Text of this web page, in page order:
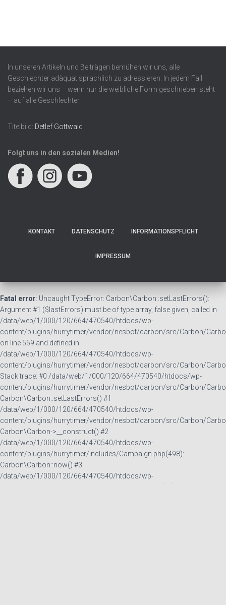
In unseren Artikeln und Beiträgen bemühen wir uns, alle
Geschlechter adäquat sprachlich zu adressieren. In jedem Fall
beziehen wir uns – wenn nur die weibliche Form geschrieben steht
– auf alle Geschlechter.
Titelbild: Detlef Gottwald
Folgt uns in den sozialen Medien!
KONTAKT DATENSCHUTZ INFORMATIONSPFLICHT
IMPRESSUM
Fatal error: Uncaught TypeError: Carbon\Carbon::setLastErrors():
Argument #1 ($lastErrors) must be of type array, false given, called in
/data/web/1/000/120/664/470540/htdocs/wp-
content/plugins/hurrytimer/vendor/nesbot/carbon/src/Carbon/
on line 559 and defined in
/data/web/1/000/120/664/470540/htdocs/wp-
content/plugins/hurrytimer/vendor/nesbot/carbon/src/Carbon/
Stack trace: #0 /data/web/1/000/120/664/470540/htdocs/wp-
content/plugins/hurrytimer/vendor/nesbot/carbon/src/Carbon/
Carbon\Carbon::setLastErrors() #1
/data/web/1/000/120/664/470540/htdocs/wp-
content/plugins/hurrytimer/vendor/nesbot/carbon/src/Carbon/
Carbon\Carbon->__construct() #2
/data/web/1/000/120/664/470540/htdocs/wp-
content/plugins/hurrytimer/includes/Campaign.php(498):
Carbon\Carbon::now() #3
/data/web/1/000/120/664/470540/htdocs/wp-